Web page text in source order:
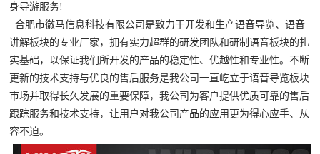
身导游服务!
合肥市徽马信息科技有限公司是致力于开发和生产语音导览、语音
讲解板块的专业厂家，拥有实力超群的研发团队和研制语音板块的扎
实基础，以保证我们所开发的产品的稳定性、优越性和专业性。不断
更新的技术支持与优良的售后服务是我公司一直屹立于语音导览板块
市场并取得长久发展的重要保障，我公司为客户提供优质可靠的售后
跟踪服务和技术支持，让用户对我公司产品的应用更为得心应手、从
容不迫。